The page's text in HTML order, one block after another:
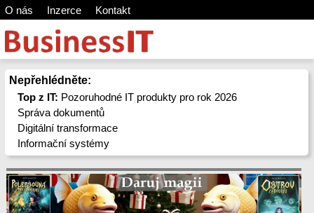
O nás Inzerce Kontakt
Nepřehlédněte:
Top z IT: Pozoruhodné IT produkty pro rok 2026
Správa dokumentů
Digitální transformace
Informační systémy